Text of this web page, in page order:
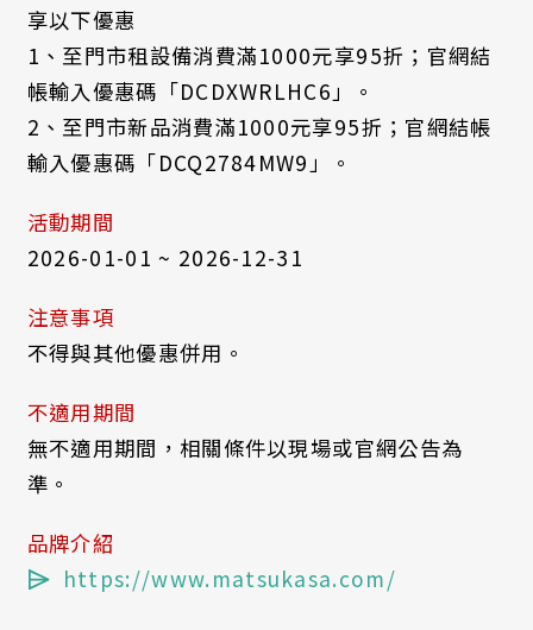
享以下優惠
1、至門市租設備消費滿1000元享95折；官網結
帳輸入優惠碼「DCDXWRLHC6」。
2、至門市新品消費滿1000元享95折；官網結帳
輸入優惠碼「DCQ2784MW9」。
活動期間
2026-01-01 ~ 2026-12-31
注意事項
不得與其他優惠併用。
不適用期間
無不適用期間，相關條件以現場或官網公告為
準。
品牌介紹
https://www.matsukasa.com/